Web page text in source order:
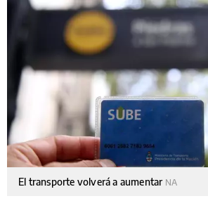
El transporte volverá a aumentar NA